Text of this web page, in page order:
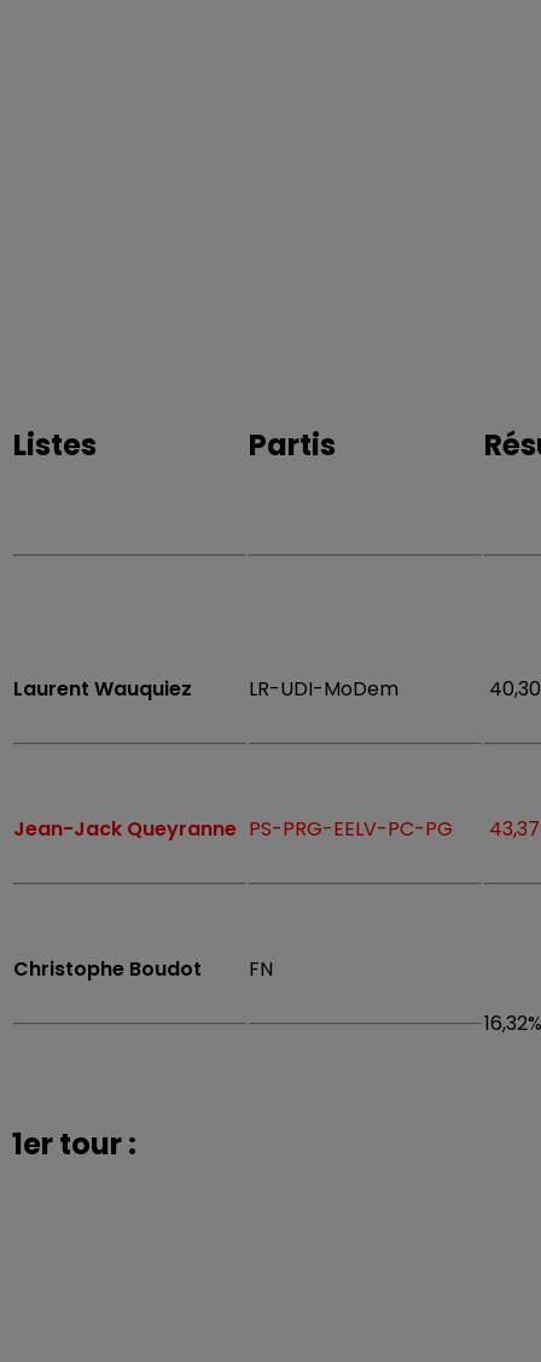
Listes Partis
Laurent Wauquiez LR-UDI-MoDem
Jean-Jack Queyranne PS-PRG-EELV-PC-PG
Christophe Boudot
FN
16,32%
1er tour :